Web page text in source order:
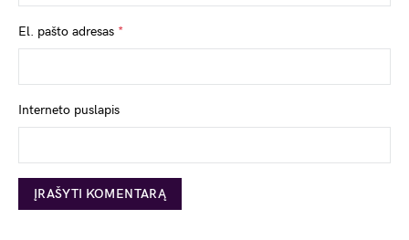
El. pašto adresas *
Interneto puslapis